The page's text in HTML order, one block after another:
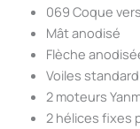
069 Coque
Mât anodisé
Flèche
Voiles
2 moteurs
2 hélices fixes